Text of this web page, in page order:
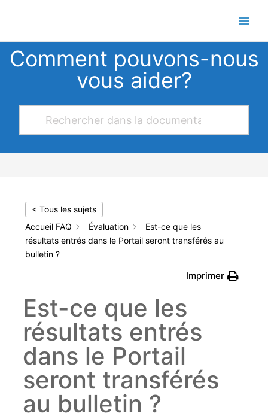
Comment pouvons-nous
vous aider?
< Tous les sujets
Accueil FAQ
Évaluation
Est-ce que les
résultats entrés dans le Portail seront transférés au
bulletin ?
Imprimer
Est-ce que les
résultats entrés
dans le Portail
seront transférés
au bulletin ?